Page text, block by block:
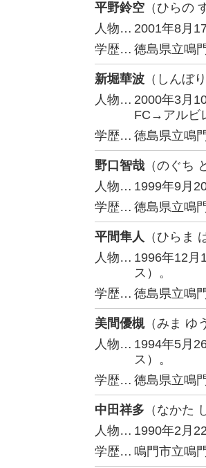
平野鈴空 （ひらの
人物… 2001年8月
学歴… 徳島県立鳴
新堀華波 （しんぼ
人物… 2000年3月
FC→アルビ
学歴… 徳島県立鳴
野口智哉 （のぐち
人物… 1999年9月
学歴… 徳島県立鳴
平間隼人 （ひらま
人物… 1996年12月
ス）。
学歴… 徳島県立鳴
美間優槻（みま ゆ
人物… 1994年5月
ス）。
学歴… 徳島県立鳴
中田祥多 （なかた
人物… 1990年2月
学歴… 鳴門市立鳴